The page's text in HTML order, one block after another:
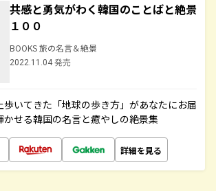
共感と勇気がわく韓国のことばと絶景
１００
BOOKS 旅の名言＆絶景
2022.11.04 発売
いてきた「地球の歩き方」があなたにお届
かせる韓国の名言と癒やしの絶景集
詳細を見る